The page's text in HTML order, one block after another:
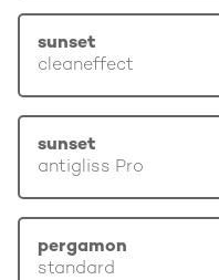
sunset
cleaneffect
sunset
antigliss Pro
pergamon
standard